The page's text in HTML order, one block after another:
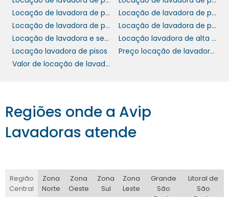
disponível para esclarecer dúvidas e oferecer
orientações sobre o uso correto das
máquinas. Proporcionamos um
acompanhamento contínuo durante o
período de locação, assegurando que sua
AUTONOMIA E FACILIDADE
DE USO
permitindo que até mesmo funcionários sem
experiência possam utilizá-las com
Locação de lavadora de piso industrial
Locação de lavadora de piso valor
Locação de lavadora de pisos
Locação de lavadora de pisos preço
Locação de lavadora e secadora de piso
Locação lavadora de alta pressão
Locação lavadora de pisos
Preço locação de lavadora de pisos
Valor de locação de lavadora de pisos
Regiões onde a Avip
Lavadoras atende
Região
Central
Zona
Norte
Zona
Oeste
Zona
Sul
Zona
Leste
Grande
São
Litoral de
São